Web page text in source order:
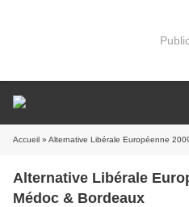
Accueil » Alternative Libérale Européenne
Alternative Libérale
Médoc & Bordeaux